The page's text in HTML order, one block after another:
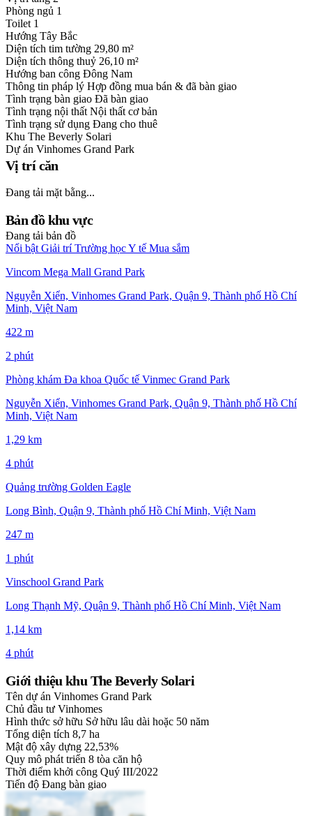
Phòng ngủ 1
Toilet 1
Hướng Tây Bắc
Diện tích tim tường 29,80 m²
Diện tích thông thuỷ 26,10 m²
Hướng ban công Đông Nam
Thông tin pháp lý Hợp đồng mua bán & đã bàn giao
Tình trạng bàn giao Đã bàn giao
Tình trạng nội thất Nội thất cơ bản
Tình trạng sử dụng Đang cho thuê
Khu The Beverly Solari
Dự án Vinhomes Grand Park
Vị trí căn
Đang tải mặt bằng...
Bản đồ khu vực
Đang tải bản đồ
Nổi bật Giải trí Trường họcY tế Mua sắm
Vincom Mega Mall Grand Park
Nguyễn Xiển, Vinhomes Grand Park, Quận 9, Thành phố Hồ Chí
Minh, Việt Nam
422 m
2 phút
Phòng khám Đa khoa Quốc tế Vinmec Grand Park
Nguyễn Xiển, Vinhomes Grand Park, Quận 9, Thành phố Hồ Chí
Minh, Việt Nam
1,29 km
4 phút
Quảng trường Golden Eagle
Long Bình, Quận 9, Thành phố Hồ Chí Minh, Việt Nam
247 m
1 phút
Vinschool Grand Park
Long Thạnh Mỹ, Quận 9, Thành phố Hồ Chí Minh, Việt Nam
1,14 km
4 phút
Giới thiệu khu The Beverly Solari
Tên dự án Vinhomes Grand Park
Chủ đầu tư Vinhomes
Hình thức sở hữu Sở hữu lâu dài hoặc 50 năm
Tổng diện tích 8,7 ha
Mật độ xây dựng 22,53%
Quy mô phát triển 8 tòa căn hộ
Thời điểm khởi công Quý III/2022
Tiến độ Đang bàn giao